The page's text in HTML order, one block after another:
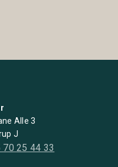
Alle 3
J
70 25 44 33